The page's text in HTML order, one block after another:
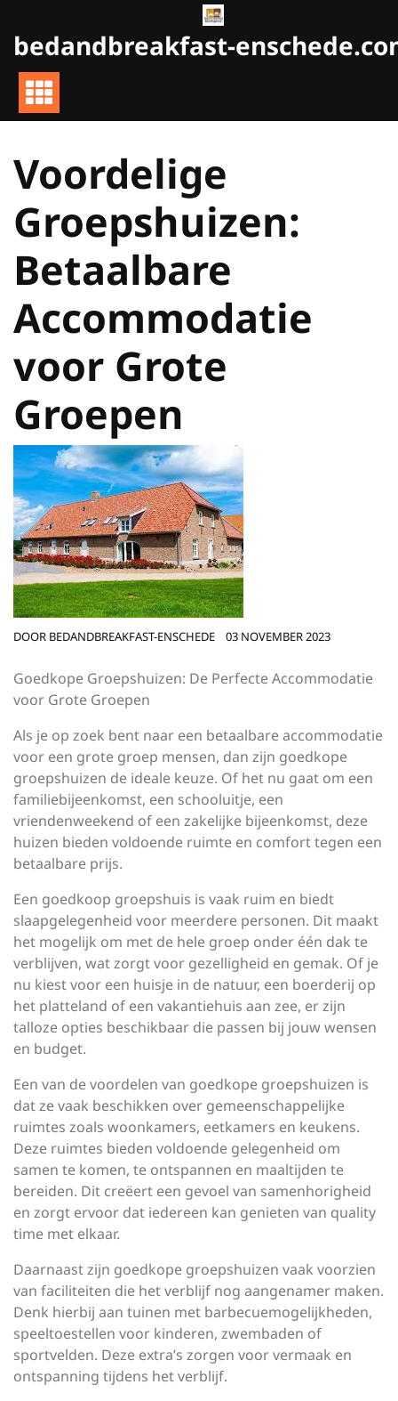
de
inhoud
gaan
bedandbreakfast-
Voordelige
Groepshuizen:
Betaalbare
Accommodatie
voor Grote
Groepen
DOOR BEDANDBREAKFAST-ENSCHEDE 03 NOVEMBER 2023
Goedkope Groepshuizen: De Perfecte Accommodatie
voor Grote Groepen
Als je op zoek bent naar een betaalbare accommodatie
voor een grote groep mensen, dan zijn goedkope
groepshuizen de ideale keuze. Of het nu gaat om een
familiebijeenkomst, een schooluitje, een
vriendenweekend of een zakelijke bijeenkomst, deze
huizen bieden voldoende ruimte en comfort tegen een
betaalbare prijs.
Een goedkoop groepshuis is vaak ruim en biedt
slaapgelegenheid voor meerdere personen. Dit maakt
het mogelijk om met de hele groep onder één dak te
verblijven, wat zorgt voor gezelligheid en gemak. Of je
nu kiest voor een huisje in de natuur, een boerderij op
het platteland of een vakantiehuis aan zee, er zijn
talloze opties beschikbaar die passen bij jouw wensen
en budget.
Een van de voordelen van goedkope groepshuizen is
dat ze vaak beschikken over gemeenschappelijke
ruimtes zoals woonkamers, eetkamers en keukens.
Deze ruimtes bieden voldoende gelegenheid om
samen te komen, te ontspannen en maaltijden te
bereiden. Dit creëert een gevoel van samenhorigheid
en zorgt ervoor dat iedereen kan genieten van quality
time met elkaar.
Daarnaast zijn goedkope groepshuizen vaak voorzien
van faciliteiten die het verblijf nog aangenamer maken.
Denk hierbij aan tuinen met barbecuemogelijkheden,
speeltoestellen voor kinderen, zwembaden of
sportvelden. Deze extra’s zorgen voor vermaak en
ontspanning tijdens het verblijf.